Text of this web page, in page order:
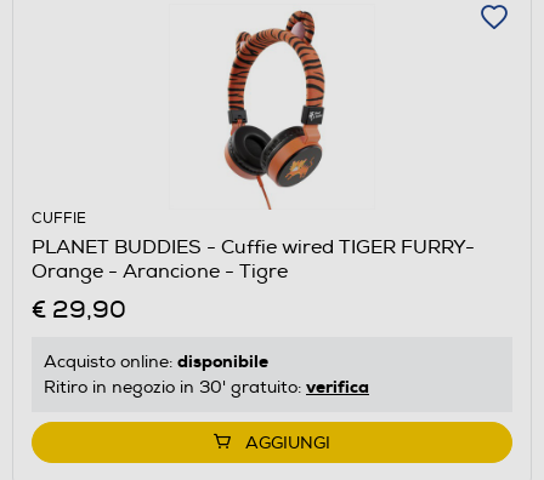
CUFFIE
PLANET BUDDIES - Cuffie wired TIGER FURRY-
Orange - Arancione - Tigre
€ 29,90
Acquisto online: disponibile
Ritiro in negozio in 30' gratuito: verifica
AGGIUNGI